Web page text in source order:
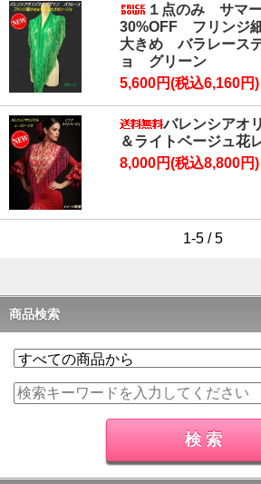
１点のみ サマ
30%OFF フリンジ
大きめ バラレース
ョ グリーン
5,600円(税込6,160円)
バレンシアオ
＆ライトベージュ花
8,000円(税込8,800円)
1-5 / 5
商品検索